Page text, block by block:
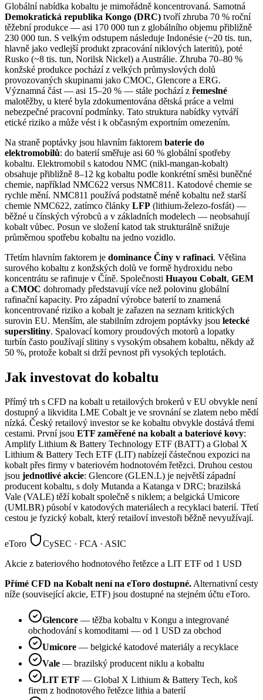
Globální nabídka kobaltu je mimořádně koncentrovaná. Samotná
Demokratická republika Kongo (DRC) tvoří zhruba 70 % roční
těžební produkce — asi 170 000 tun z globálního objemu přibližně
230 000 tun. S velkým odstupem následuje Indonésie (~20 tis. tun,
hlavně jako vedlejší produkt zpracování niklových lateritů), poté
Rusko (~8 tis. tun, Norilsk Nickel) a Austrálie. Zhruba 70–80 %
konžské produkce pochází z velkých průmyslových dolů
provozovaných skupinami jako CMOC, Glencore a ERG.
Významná část — asi 15–20 % — stále pochází z řemeslné
malotěžby, u které byla zdokumentována dětská práce a velmi
nebezpečné pracovní podmínky. Tato struktura nabídky vytváří
etické riziko a může vést i k občasným exportním omezením.
Na straně poptávky jsou hlavním faktorem baterie do
elektromobilů: do baterií směřuje asi 60 % globální spotřeby
kobaltu. Elektromobil s katodou NMC (nikl-mangan-kobalt)
obsahuje přibližně 8–12 kg kobaltu podle konkrétní směsi buněčné
chemie, například NMC622 versus NMC811. Katodové chemie se
rychle mění. NMC811 používá podstatně méně kobaltu než starší
chemie NMC622, zatímco články LFP (lithium-železo-fosfát) —
běžné u čínských výrobců a v základních modelech — neobsahují
kobalt vůbec. Posun ve složení katod tak strukturálně snižuje
průměrnou spotřebu kobaltu na jedno vozidlo.
Třetím hlavním faktorem je dominance Číny v rafinaci. Většina
surového kobaltu z konžských dolů ve formě hydroxidu nebo
koncentrátu se rafinuje v Číně. Společnosti Huayou Cobalt, GEM
a CMOC dohromady představují více než polovinu globální
rafinační kapacity. Pro západní výrobce baterií to znamená
koncentrované riziko a kobalt je zařazen na seznam kritických
surovin EU. Menším, ale stabilním zdrojem poptávky jsou letecké
superslitiny. Spalovací komory proudových motorů a lopatky
turbín často používají slitiny s vysokým obsahem kobaltu, někdy až
50 %, protože kobalt si drží pevnost při vysokých teplotách.
Jak investovat do kobaltu
Přímý trh s CFD na kobalt u retailových brokerů v EU obvykle není
dostupný a likvidita LME Cobalt je ve srovnání se zlatem nebo mědí
nízká. Český retailový investor se ke kobaltu obvykle dostává třemi
cestami. První jsou ETF zaměřené na kobalt a bateriové kovy:
Amplify Lithium & Battery Technology ETF (BATT) a Global X
Lithium & Battery Tech ETF (LIT) nabízejí částečnou expozici na
kobalt přes firmy v bateriovém hodnotovém řetězci. Druhou cestou
jsou jednotlivé akcie: Glencore (GLEN.L) je největší západní
producent kobaltu, s doly Mutanda a Katanga v DRC; brazilská
Vale (VALE) těží kobalt společně s niklem; a belgická Umicore
(UMI.BR) působí v katodových materiálech a recyklaci baterií. Třetí
cestou je fyzický kobalt, který retailoví investoři běžně nevyužívají.
eToro
CySEC · FCA · ASIC
Akcie z bateriového hodnotového řetězce a LIT ETF od 1 USD
Přímé CFD na Kobalt není na eToro dostupné.Alternativní cesty
níže (související akcie, ETF) jsou dostupné na stejném účtu eToro.
Glencore — těžba kobaltu v Kongu a integrované
obchodování s komoditami — od 1 USD za obchod
Umicore — belgické katodové materiály a recyklace
Vale — brazilský producent niklu a kobaltu
LIT ETF — Global X Lithium & Battery Tech, koš
firem z hodnotového řetězce lithia a baterií